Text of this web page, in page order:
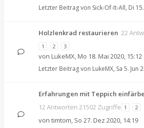
Letzter Beitrag von Sick-Of-It-All, Di
Holzlenkrad restaurieren 22
1 2 3
von LukeMX, Mo 18. Mai 2020, 15:12
Letzter Beitrag von LukeMX, Sa 5. Jun
Erfahrungen mit Teppich
12 Antworten 21502 Zugriffe 1 2
von timtom, So 27. Dez 2020, 14:19